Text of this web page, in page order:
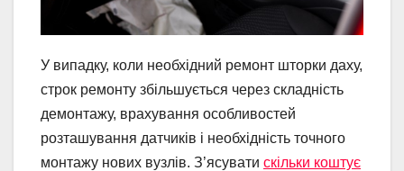
У випадку, коли необхідний ремонт шторки даху,
строк ремонту збільшується через складність
демонтажу, врахування особливостей
розташування датчиків і необхідність точного
монтажу нових вузлів. З’ясувати скільки коштує